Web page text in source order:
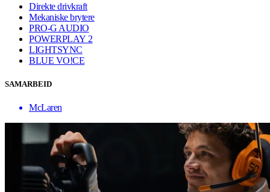
Direkte drivkraft
Mekaniske brytere
PRO-G AUDIO
POWERPLAY 2
LIGHTSYNC
BLUE VO!CE
SAMARBEID
McLaren